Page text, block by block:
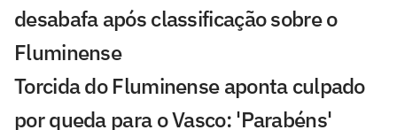
desabafa após classificação sobre o
Fluminense
Torcida do Fluminense aponta culpado
por queda para o Vasco: 'Parabéns'